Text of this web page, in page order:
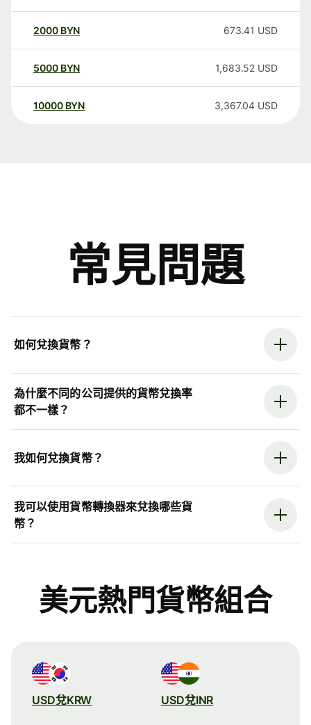
2000 BYN 673.41 USD
5000 BYN 1,683.52 USD
10000 BYN 3,367.04 USD
常見問題
如何兌換貨幣？
為什麼不同的公司提供的貨幣兌換率
都不一樣？
我如何兌換貨幣？
我可以使用貨幣轉換器來兌換哪些貨
幣？
美元熱門貨幣組合
USD兌KRW USD兌INR